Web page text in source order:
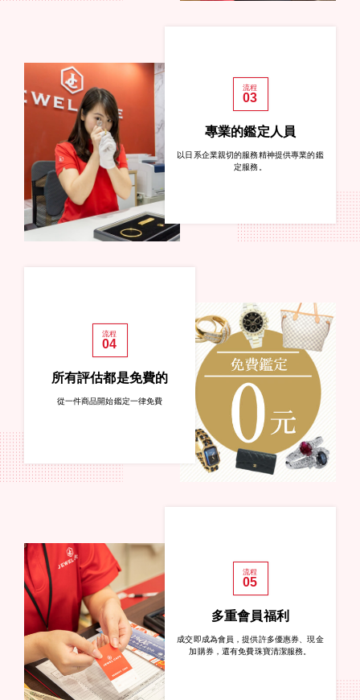
流程
03
專業的鑑定人員
以日系企業親切的服務精神提供專業的鑑
定服務。
流程
04
所有評估都是免費的
從一件商品開始鑑定一律免費
流程
05
多重會員福利
成交即成為會員，提供許多優惠券、現金
加購券，還有免費珠寶清潔服務。